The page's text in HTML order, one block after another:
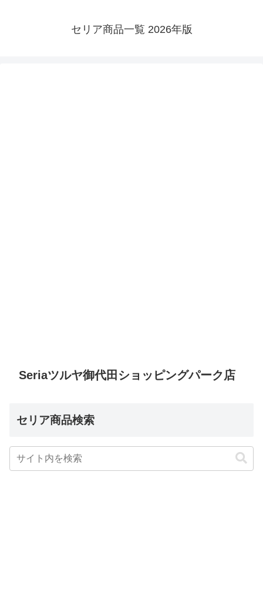
セリア商品一覧 2026年版
Seriaツルヤ御代田ショッピングパーク店
セリア商品検索